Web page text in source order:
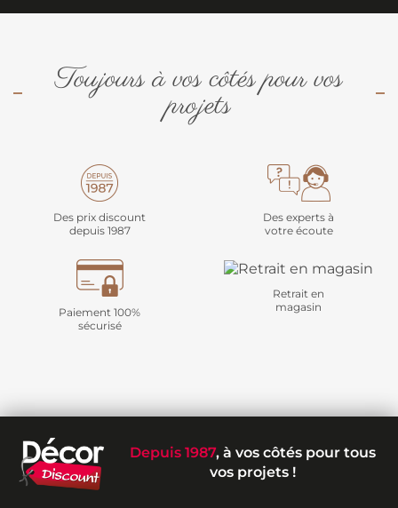
Toujours à vos côtés pour vos
projets
Des prix discount
depuis 1987
Des experts à
votre écoute
Paiement 100%
sécurisé
Retrait en
magasin
Depuis 1987, à vos côtés pour tous
vos projets !